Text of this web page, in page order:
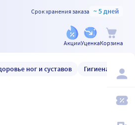
Срок хранения заказа ~ 5 дней
АкцииУценкаКорзина
ног и суставов Гигиена и уход